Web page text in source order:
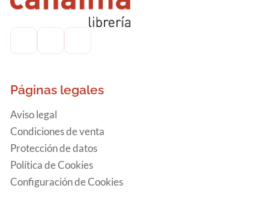
Páginas legales
Aviso legal
Condiciones de venta
Protección de datos
Política de Cookies
Configuración de Cookies